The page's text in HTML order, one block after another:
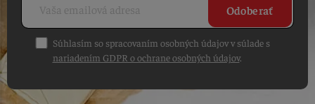
Odoberať
Súhlasím so spracovaním osobných údajov v súlade s
nariadením GDPR o ochrane osobných údajov.